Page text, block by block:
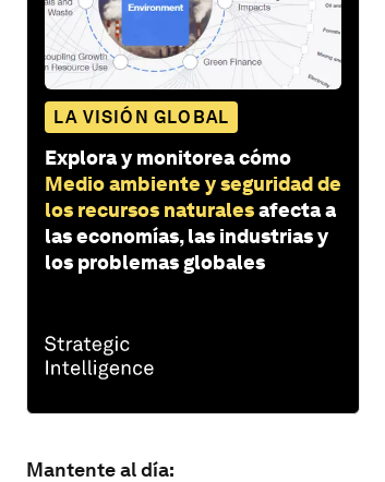
LA VISIÓN GLOBAL
Explora y monitorea cómo
Medio ambiente y seguridad de
los recursos naturalesafecta a
las economías, las industrias y
los problemas globales
Mantente al día: